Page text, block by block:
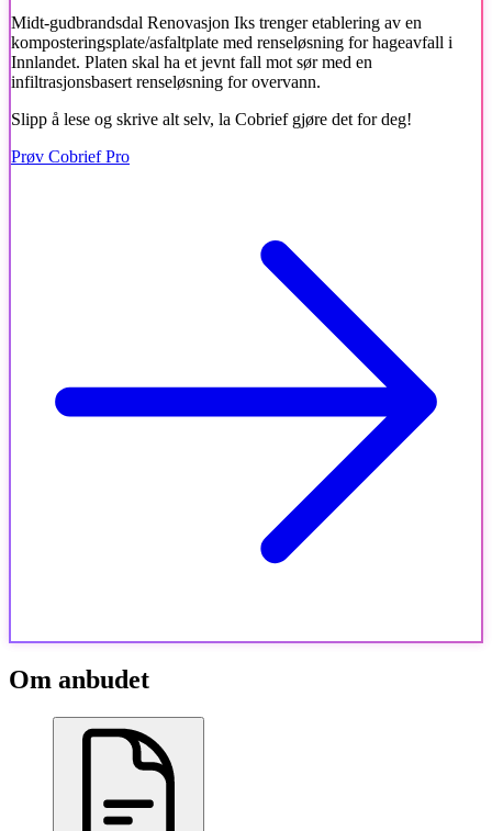
Midt-gudbrandsdal Renovasjon Iks trenger etablering av en
komposteringsplate/asfaltplate med renseløsning for hageavfall i
Innlandet. Platen skal ha et jevnt fall mot sør med en
infiltrasjonsbasert renseløsning for overvann.
Slipp å lese og skrive alt selv, la Cobrief gjøre det for deg!
Prøv Cobrief Pro
Om anbudet